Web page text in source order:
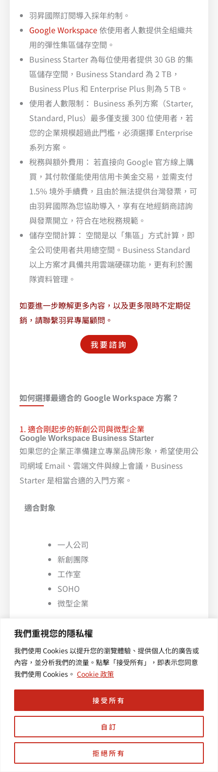
我們重視您的隱私權
我們使用 Cookies 以提升您的瀏覽體驗、提供個人化的廣告或
內容，並分析我們的流量。點擊「接受所有」，即表示您同意
我們使用 Cookies。 Cookie 政策
自訂
拒絕所有
接受所有
羽昇國際訂閱導入採年約制。
Google Workspace 依使用者人數提供全組織共
用的彈性集區儲存空間。
Business Starter 為每位使用者提供 30 GB 的集
區儲存空間，Business Standard 為 2 TB，
Business Plus 和 Enterprise Plus 則為 5 TB。
使用者人數限制： Business 系列方案（Starter,
Standard, Plus）最多僅支援 300 位使用者，若
您的企業規模超過此門檻，必須選擇 Enterprise
系列方案。
稅務與額外費用： 若直接向 Google 官方線上購
買，其付款僅能使用信用卡美金交易，並需支付
1.5% 境外手續費，且由於無法提供台灣發票，可
由羽昇國際為您協助導入，享有在地經銷商諮詢
與發票開立，符合在地稅務規範。
儲存空間計算： 空間是以「集區」方式計算，即
全公司使用者共用總空間。Business Standard
以上方案才具備共用雲端硬碟功能，更有利於團
隊資料管理。
如要進一步瞭解更多內容，以及更多限時不定期促
銷，請聯繫羽昇專屬顧問。
我要諮詢
如何選擇最適合的 Google Workspace 方案？
1. 適合剛起步的新創公司與微型企業
Google Workspace Business Starter
如果您的企業正準備建立專業品牌形象，希望使用公
司網域 Email、雲端文件與線上會議，Business
Starter 是相當合適的入門方案。
適合對象
一人公司
新創團隊
工作室
SOHO
微型企業
適合需求
建立企業 Email
Google Drive 雲端儲存
Meet 視訊會議
Docs 文件協作
Sheets 試算表
Calendar 行程管理
Chat 團隊溝通